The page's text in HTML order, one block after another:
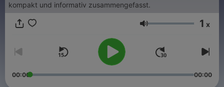
kompakt und informativ zusammengefasst.
Głośność 1 x
00:00 00:00